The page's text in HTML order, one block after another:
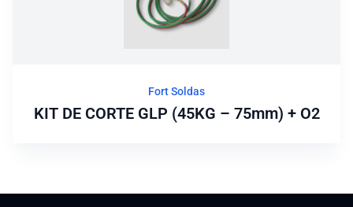
Fort Soldas
KIT DE CORTE GLP (45KG – 75mm) + O2